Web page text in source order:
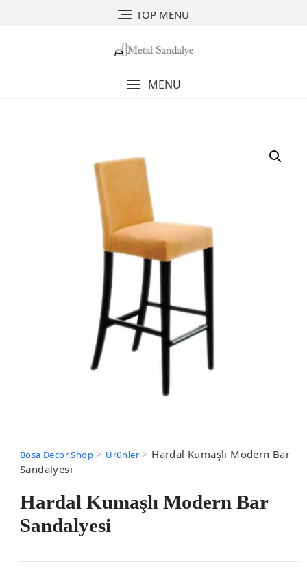
TOP MENU
MENU
Bosa Decor Shop> Ürünler> Hardal Kumaşlı Modern Bar
Sandalyesi
Hardal Kumaşlı Modern Bar
Sandalyesi